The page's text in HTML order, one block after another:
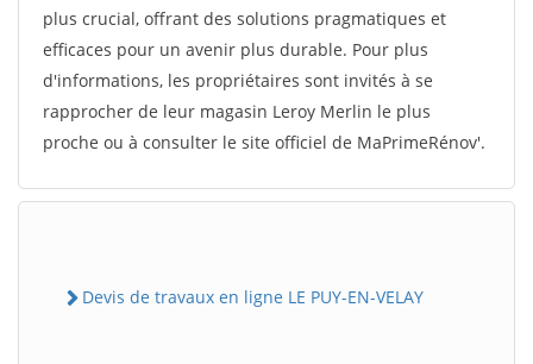
plus crucial, offrant des solutions pragmatiques et
efficaces pour un avenir plus durable. Pour plus
d'informations, les propriétaires sont invités à se
rapprocher de leur magasin Leroy Merlin le plus
proche ou à consulter le site officiel de MaPrimeRénov'.
Devis de travaux en ligne LE PUY-EN-VELAY